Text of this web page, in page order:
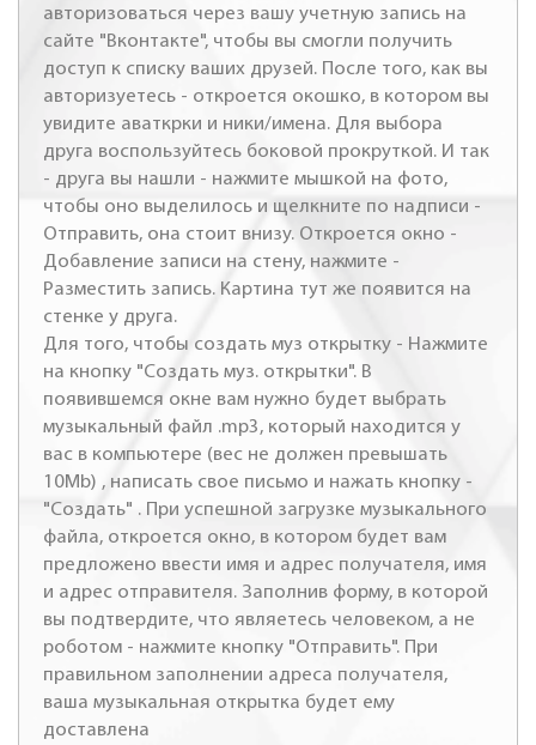
авторизоваться через вашу учетную запись на
сайте "Вконтакте", чтобы вы смогли получить
доступ к списку ваших друзей. После того, как вы
авторизуетесь - откроется окошко, в котором вы
увидите аваткрки и ники/имена. Для выбора
друга воспользуйтесь боковой прокруткой. И так
- друга вы нашли - нажмите мышкой на фото,
чтобы оно выделилось и щелкните по надписи -
Отправить, она стоит внизу. Откроется окно -
Добавление записи на стену, нажмите -
Разместить запись. Картина тут же появится на
стенке у друга.
Для того, чтобы создать муз открытку - Нажмите
на кнопку "Создать муз. открытки". В
появившемся окне вам нужно будет выбрать
музыкальный файл .mp3, который находится у
вас в компьютере (вес не должен превышать
10Mb) , написать свое письмо и нажать кнопку -
"Создать" . При успешной загрузке музыкального
файла, откроется окно, в котором будет вам
предложено ввести имя и адрес получателя, имя
и адрес отправителя. Заполнив форму, в которой
вы подтвердите, что являетесь человеком, а не
роботом - нажмите кнопку "Отправить". При
правильном заполнении адреса получателя,
ваша музыкальная открытка будет ему
доставлена